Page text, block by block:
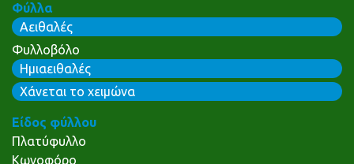
Φύλλα
Αειθαλές
Φυλλοβόλο
Ημιαειθαλές
Χάνεται το χειμώνα
Είδος φύλλου
Πλατύφυλλο
Κωνοφόρο